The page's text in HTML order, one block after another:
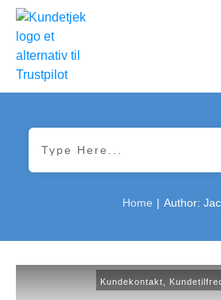
Home | Author:
Kundekontakt